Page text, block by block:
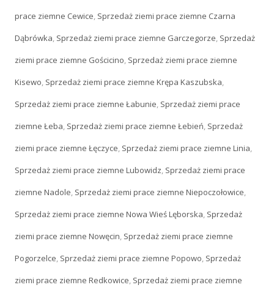
prace ziemne Cewice, Sprzedaż ziemi prace ziemne Czarna
Dąbrówka, Sprzedaż ziemi prace ziemne Garczegorze, Sprzedaż
ziemi prace ziemne Gościcino, Sprzedaż ziemi prace ziemne
Kisewo, Sprzedaż ziemi prace ziemne Krępa Kaszubska,
Sprzedaż ziemi prace ziemne Łabunie, Sprzedaż ziemi prace
ziemne Łeba, Sprzedaż ziemi prace ziemne Łebień, Sprzedaż
ziemi prace ziemne Łęczyce, Sprzedaż ziemi prace ziemne Linia,
Sprzedaż ziemi prace ziemne Lubowidz, Sprzedaż ziemi prace
ziemne Nadole, Sprzedaż ziemi prace ziemne Niepoczołowice,
Sprzedaż ziemi prace ziemne Nowa Wieś Lęborska, Sprzedaż
ziemi prace ziemne Nowęcin, Sprzedaż ziemi prace ziemne
Pogorzelce, Sprzedaż ziemi prace ziemne Popowo, Sprzedaż
ziemi prace ziemne Redkowice, Sprzedaż ziemi prace ziemne